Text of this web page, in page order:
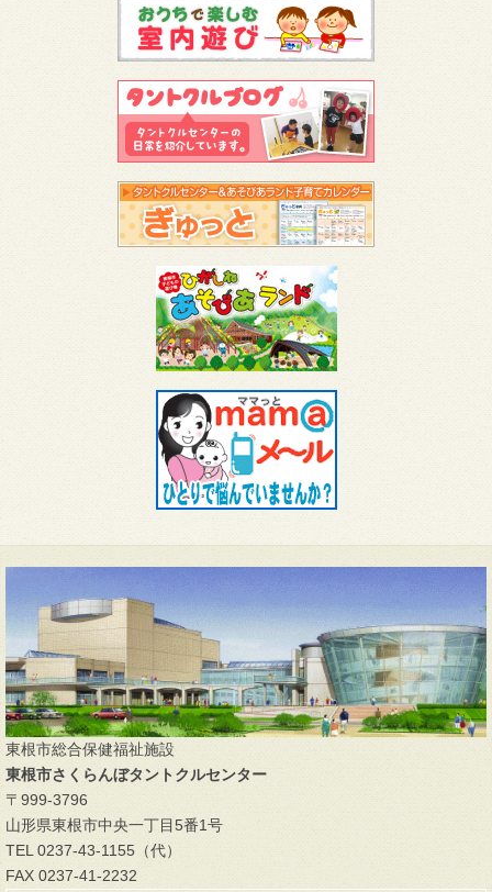
東根市総合保健福祉施設
東根市さくらんぼタントクルセンター
〒999-3796
山形県東根市中央一丁目5番1号
TEL 0237-43-1155（代）
FAX 0237-41-2232